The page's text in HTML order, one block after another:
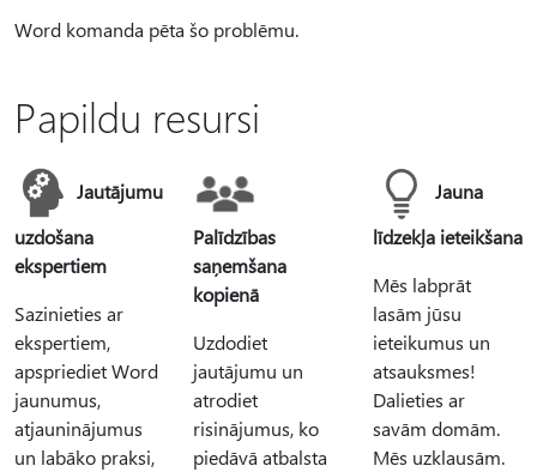
Word komanda pēta šo problēmu.
Papildu resursi
Jautājumu
uzdošana
ekspertiem
Sazinieties ar
ekspertiem,
apspriediet Word
jaunumus,
atjauninājumus
un labāko praksi,
Palīdzības
saņemšana
kopienā
Uzdodiet
jautājumu un
atrodiet
risinājumus, ko
piedāvā atbalsta
Jauna
līdzekļa ieteikšana
Mēs labprāt
lasām jūsu
ieteikumus un
atsauksmes!
Dalieties ar
savām domām.
Mēs uzklausām.